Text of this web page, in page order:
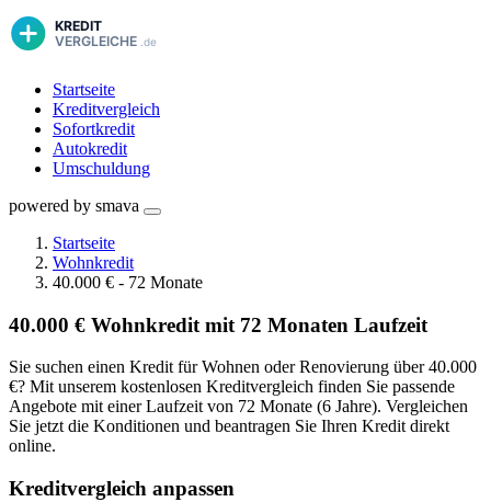
Startseite
Kreditvergleich
Sofortkredit
Autokredit
Umschuldung
powered by smava
Startseite
Wohnkredit
40.000 € - 72 Monate
40.000 € Wohnkredit mit 72 Monaten Laufzeit
Sie suchen einen Kredit für Wohnen oder Renovierung über 40.000
€? Mit unserem kostenlosen Kreditvergleich finden Sie passende
Angebote mit einer Laufzeit von 72 Monate (6 Jahre). Vergleichen
Sie jetzt die Konditionen und beantragen Sie Ihren Kredit direkt
online.
Kreditvergleich anpassen